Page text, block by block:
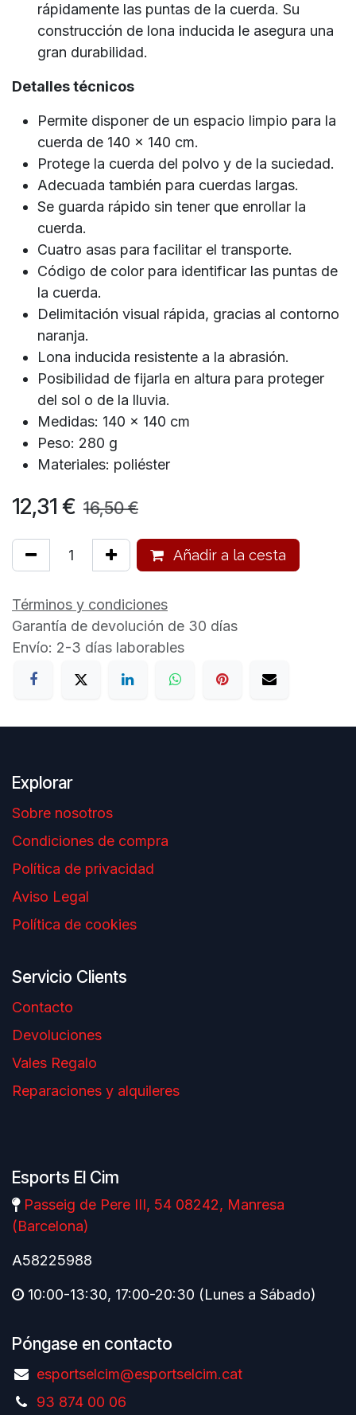
rápidamente las puntas de la cuerda. Su
construcción de lona inducida le asegura una
gran durabilidad.
Detalles técnicos
Permite disponer de un espacio limpio para la
cuerda de 140 x 140 cm.
Protege la cuerda del polvo y de la suciedad.
Adecuada también para cuerdas largas.
Se guarda rápido sin tener que enrollar la
cuerda.
Cuatro asas para facilitar el transporte.
Código de color para identificar las puntas de
la cuerda.
Delimitación visual rápida, gracias al contorno
naranja.
Lona inducida resistente a la abrasión.
Posibilidad de fijarla en altura para proteger
del sol o de la lluvia.
Medidas: 140 x 140 cm
Peso: 280 g
Materiales: poliéster
12,31 € 16,50€
Añadir a la cesta
Términos y condiciones
Garantía de devolución de 30 días
Envío: 2-3 días laborables
Explorar
Sobre nosotros
Condiciones de compra
Política de privacidad
Aviso Legal
Política de cookies
Servicio Clients
Contacto
Devoluciones
Vales Regalo
Reparaciones y alquileres
Esports El Cim
Passeig de Pere III, 54 08242, Manresa
(Barcelona)
A58225988
10:00-13:30, 17:00-20:30 (Lunes a Sábado)
Póngase en contacto
esportselcim@esportselcim.cat
93 874 00 06